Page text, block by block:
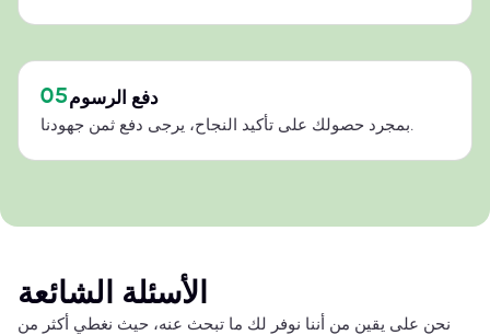
05دفع الرسوم
بمجرد حصولك على تأكيد النجاح، يرجى دفع ثمن جهودنا.
الأسئلة الشائعة
نحن على يقين من أننا نوفر لك ما تبحث عنه، حيث نغطي أكثر من